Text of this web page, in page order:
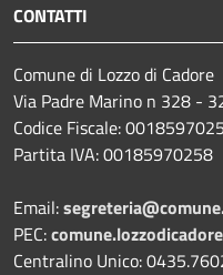
CONTATTI
Comune di Lozzo di Cadore
Via Padre Marino n 328 -
Codice Fiscale:
Partita IVA: 00185970258
Email:
PEC:
Centralino Unico: